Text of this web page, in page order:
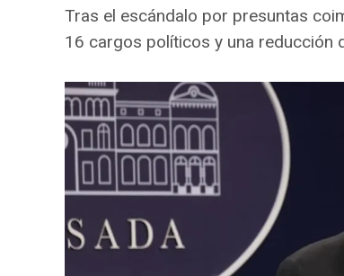
Tras el escándalo por presuntas
16 cargos políticos y una reducción